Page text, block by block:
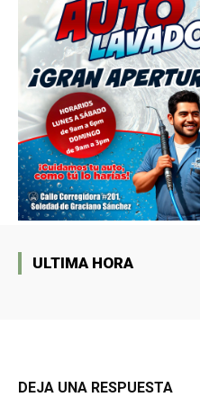
ULTIMA HORA
DEJA UNA RESPUESTA